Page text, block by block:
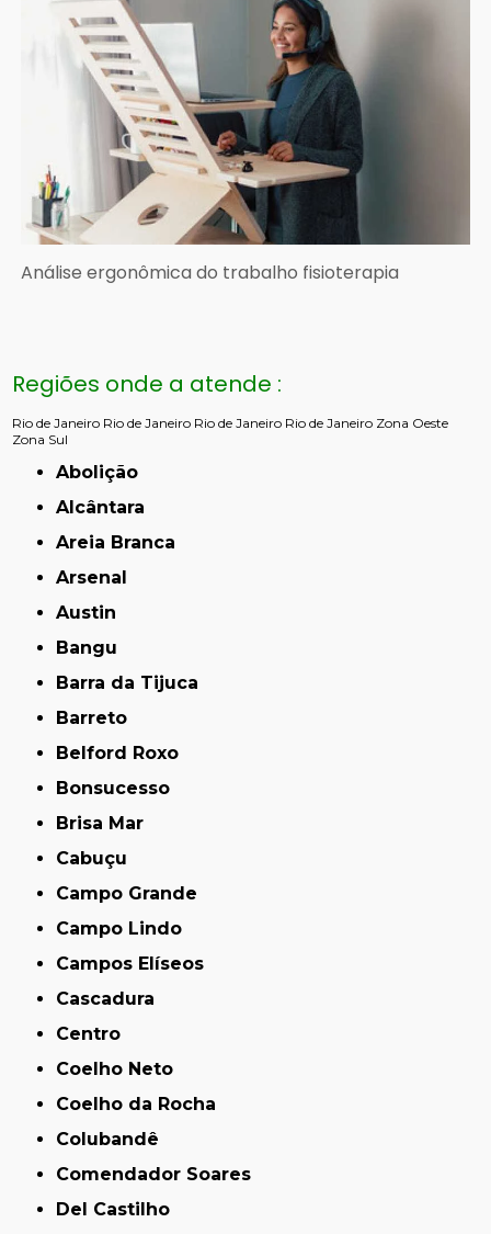
Análise ergonômica do trabalho fisioterapia
Regiões onde a atende :
Rio de Janeiro Rio de Janeiro Rio de Janeiro Rio de Janeiro Zona Oeste
Zona Sul
Abolição
Alcântara
Areia Branca
Arsenal
Austin
Bangu
Barra da Tijuca
Barreto
Belford Roxo
Bonsucesso
Brisa Mar
Cabuçu
Campo Grande
Campo Lindo
Campos Elíseos
Cascadura
Centro
Coelho Neto
Coelho da Rocha
Colubandê
Comendador Soares
Del Castilho